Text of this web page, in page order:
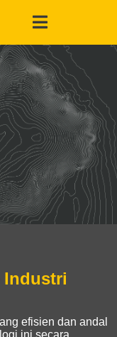
Industri
efisien dan andal
ini secara